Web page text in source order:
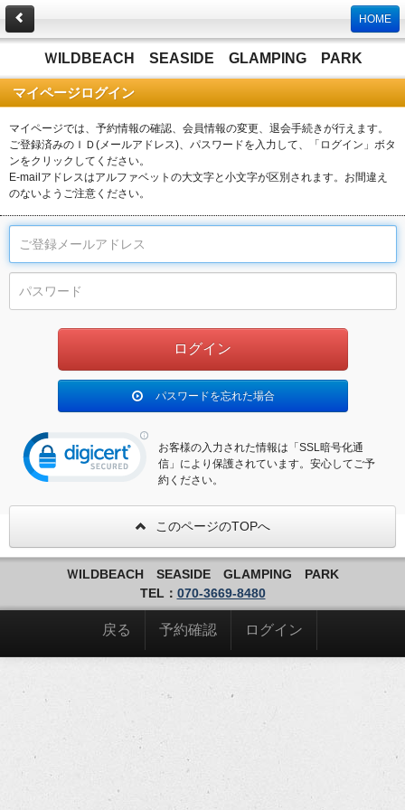
HOME
ＷILDBEACH SEASIDE GLAMPING PARK
マイページログイン
マイページでは、予約情報の確認、会員情報の変更、退会手続きが行えます。
ご登録済みのＩＤ(メールアドレス)、パスワードを入力して、「ログイン」ボタ
ンをクリックしてください。
E-mailアドレスはアルファベットの大文字と小文字が区別されます。お間違え
のないようご注意ください。
パスワードを忘れた場合
お客様の入力された情報は「SSL暗号化通
信」により保護されています。安心してご予
約ください。
このページのTOPへ
ＷILDBEACH SEASIDE GLAMPING PARK
TEL： 070-3669-8480
戻る 予約確認 ログイン